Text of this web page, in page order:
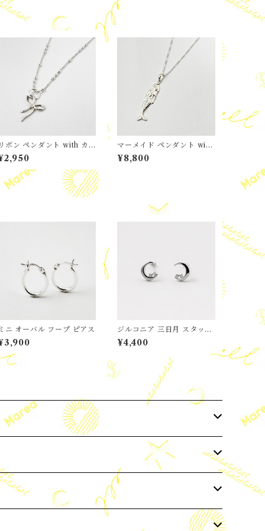
ボン ペンダント with カ
トビーズチェーン
マーメイド ペンダント with
Marea チェーン
¥8,800
ニ オーバル フープ ピアス
ジルコニア 三日月 スタッド
ピアス 月星
¥4,400